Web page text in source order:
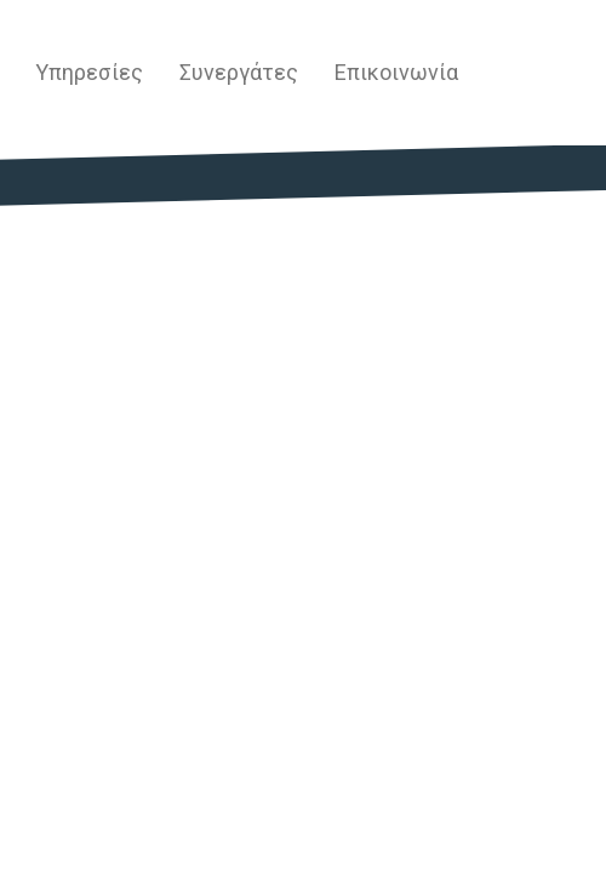
Υπηρεσίες Συνεργάτες Επικοινωνία